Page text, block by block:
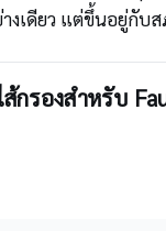
างเดียว แต่ขึ้นอยู่กั
ส้กรองสำหรับ